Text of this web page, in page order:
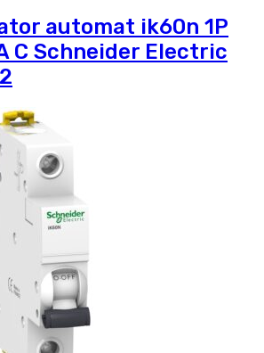
automat ik60n 1P
C Schneider Electric